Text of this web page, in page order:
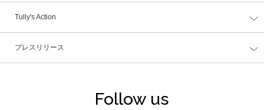
Tully's Action
プレスリリース
Follow us